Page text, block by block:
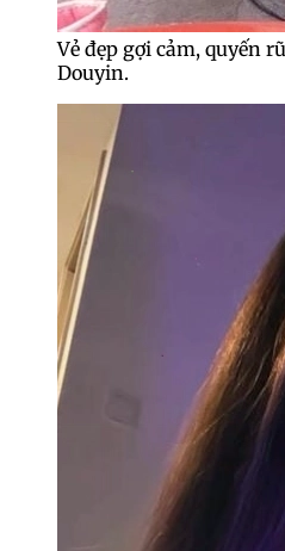
Vẻ đẹp gợi cảm, quyến
Douyin.